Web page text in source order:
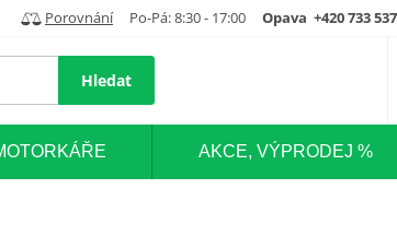
Porovnání Po-Pá: 8:30 - 17:00 Opava +420 733
Hledat
AKCE, VÝPRODEJ %